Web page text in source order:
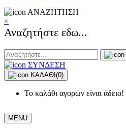
ΑΝΑΖΗΤΗΣΗ
×
Αναζητήστε εδω...
ΣΥΝΔΕΣΗ
ΚΑΛΑΘΙ (0)
Το καλάθι αγορών είναι άδειο!
MENU